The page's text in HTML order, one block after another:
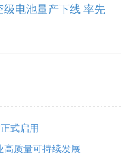
级电池量产下线 率先
式启用
质量可持续发展